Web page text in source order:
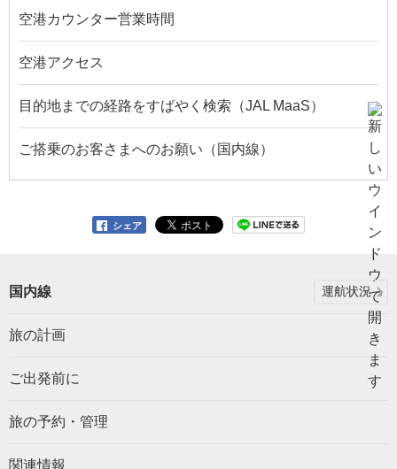
空港カウンター営業時間
空港アクセス
目的地までの経路をすばやく検索（JAL MaaS）
ご搭乗のお客さまへのお願い（国内線）
シェア
国内線 運航状況
旅の計画
ご出発前に
旅の予約・管理
関連情報